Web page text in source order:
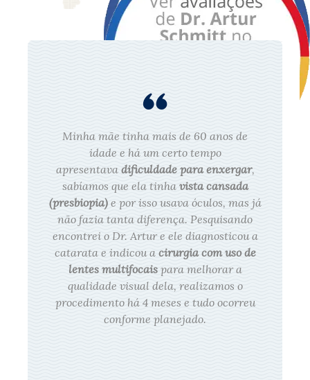
Minha mãe tinha mais de 60 anos de
idade e há um certo tempo
apresentava dificuldade para enxergar,
sabíamos que ela tinha vista cansada
(presbiopia)e por isso usava óculos, mas já
não fazia tanta diferença. Pesquisando
encontrei o Dr. Artur e ele diagnosticou a
catarata e indicou a cirurgia com uso de
lentes multifocaispara melhorar a
qualidade visual dela, realizamos o
procedimento há 4 meses e tudo ocorreu
conforme planejado.